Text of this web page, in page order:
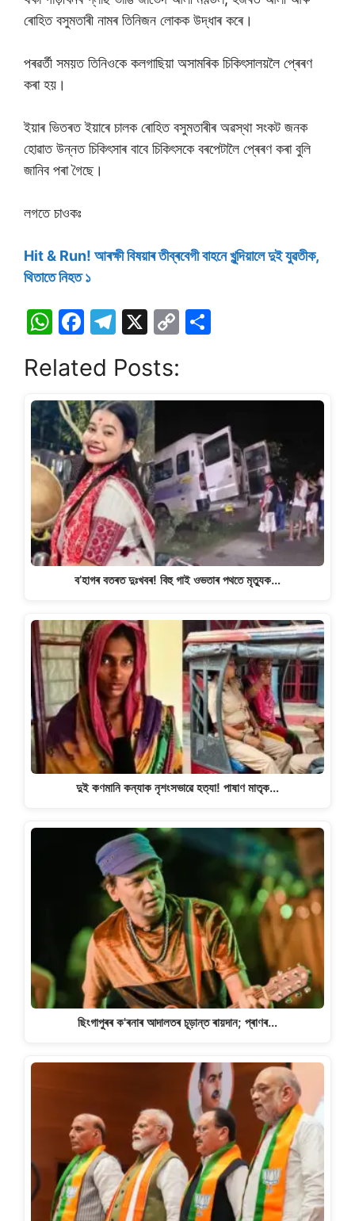
ৰোহিত বসুমতাৰী নামৰ তিনিজন লোকক উদ্ধাৰ কৰে।
পৰৱৰ্তী সময়ত তিনিওকে কলগাছিয়া অসামৰিক চিকিৎসালয়লৈ প্ৰেৰণ
কৰা হয়।
ইয়াৰ ভিতৰত ইয়াৰে চালক ৰোহিত বসুমতাৰীৰ অৱস্থা সংকট জনক
হোৱাত উন্নত চিকিৎসাৰ বাবে চিকিৎসকে বৰপেটালৈ প্ৰেৰণ কৰা বুলি
জানিব পৰা গৈছে।
লগতে চাওকঃ
Hit & Run! আৰক্ষী বিষয়াৰ তীব্ৰবেগী বাহনে খুন্দিয়ালে দুই যুৱতীক,
থিতাতে নিহত ১
W
at
s
A
p
p
F
c
e
b
o
o
k
T
e
gr
a
m
X
C
y
n
k
e
Related Posts:
ব’হাগৰ বতৰত দুঃখবৰ! বিহু গাই ওভতাৰ পথতে মৃত্যুক…
দুই কণমানি কন্যাক নৃশংসভাৱে হত্যা! পাষাণ মাতৃক…
ছিংগাপুৰৰ ক'ৰনাৰ আদালতৰ চূড়ান্ত ৰায়দান; প্ৰাণৰ…